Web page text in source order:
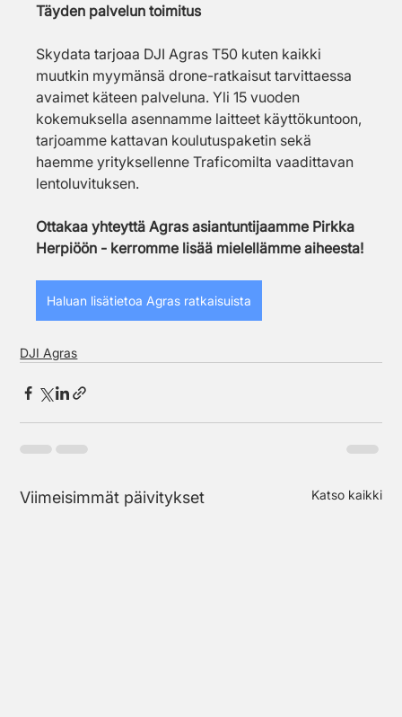
Täyden palvelun toimitus
Skydata tarjoaa DJI Agras T50 kuten kaikki
muutkin myymänsä drone-ratkaisut tarvittaessa
avaimet käteen palveluna. Yli 15 vuoden
kokemuksella asennamme laitteet käyttökuntoon,
tarjoamme kattavan koulutuspaketin sekä
haemme yrityksellenne Traficomilta vaadittavan
lentoluvituksen.
Ottakaa yhteyttä Agras asiantuntijaamme Pirkka
Herpiöön - kerromme lisää mielellämme aiheesta!
Haluan lisätietoa Agras ratkaisuista
DJI Agras
Viimeisimmät päivitykset Katso kaikki